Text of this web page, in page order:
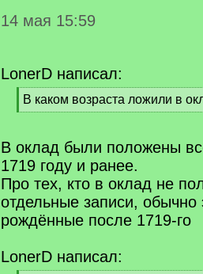
14 мая 15:59
LonerD написал:
[
q
В каком возраста ложили в
[
q
]
В оклад были положены
1719 году и ранее.
Про тех, кто в оклад не
отдельные записи, обычно
рождённые после 1719-го
LonerD написал: